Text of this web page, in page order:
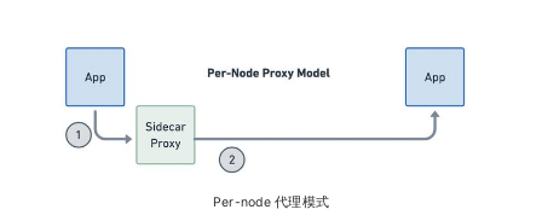
Per-node 代理模式